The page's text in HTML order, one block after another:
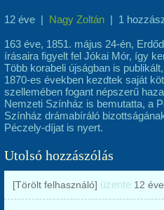
12 éve | Nagy Zoltán | 1
163 éve, 1851. május 24-én,
írásaira figyelt fel Jókai Mór, így
Több korabeli újságban is
1870-es években kezdtek saját
szellemében fogant népszerű
Nemzeti Színház is bemutatta, a
Színház drámabíráló
Péczely-díjat is nyert.
Utolsó hozzászólás
[Törölt felhasználó] üzente 12 éve